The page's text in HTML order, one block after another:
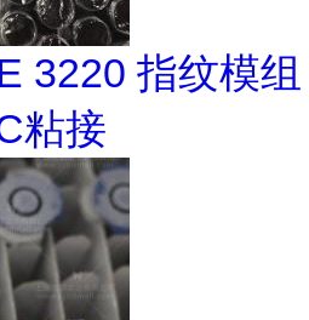
3220 指纹模组
粘接